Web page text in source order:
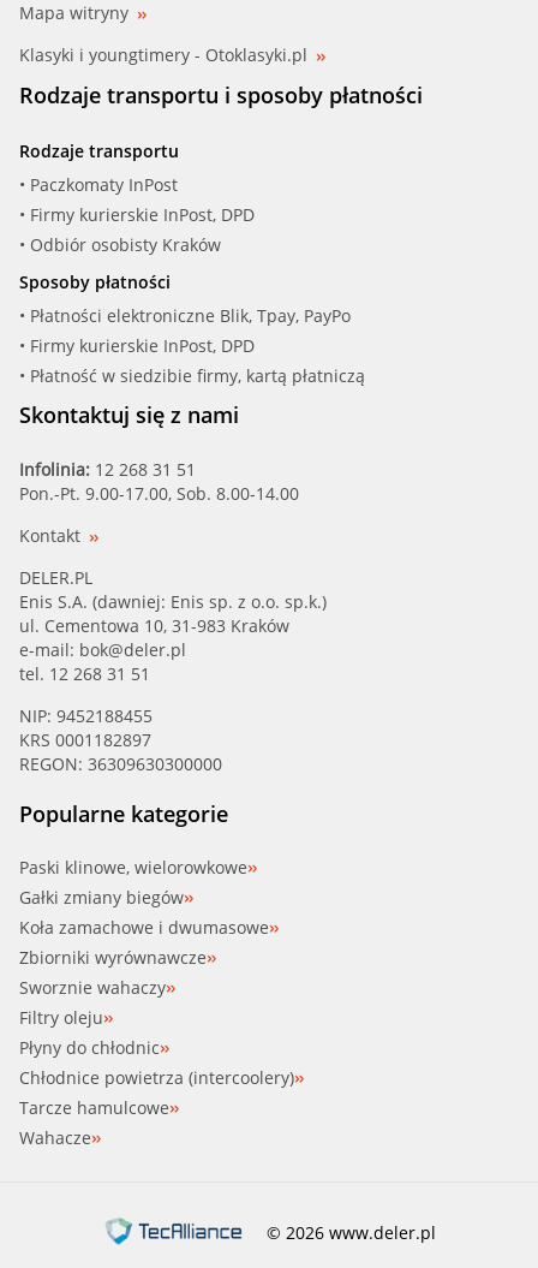
Mapa witryny
Klasyki i youngtimery - Otoklasyki.pl
Rodzaje transportu i sposoby płatności
Rodzaje transportu
• Paczkomaty InPost
• Firmy kurierskie InPost, DPD
• Odbiór osobisty Kraków
Sposoby płatności
• Płatności elektroniczne Blik, Tpay, PayPo
• Firmy kurierskie InPost, DPD
• Płatność w siedzibie firmy, kartą płatniczą
Skontaktuj się z nami
Infolinia: 12 268 31 51
Pon.-Pt. 9.00-17.00, Sob. 8.00-14.00
Kontakt
DELER.PL
Enis S.A. (dawniej: Enis sp. z o.o. sp.k.)
ul. Cementowa 10, 31-983 Kraków
e-mail: bok@deler.pl
tel. 12 268 31 51
NIP: 9452188455
KRS 0001182897
REGON: 36309630300000
Popularne kategorie
Paski klinowe, wielorowkowe
Gałki zmiany biegów
Koła zamachowe i dwumasowe
Zbiorniki wyrównawcze
Sworznie wahaczy
Filtry oleju
Płyny do chłodnic
Chłodnice powietrza (intercoolery)
Tarcze hamulcowe
Wahacze
© 2026 www.deler.pl